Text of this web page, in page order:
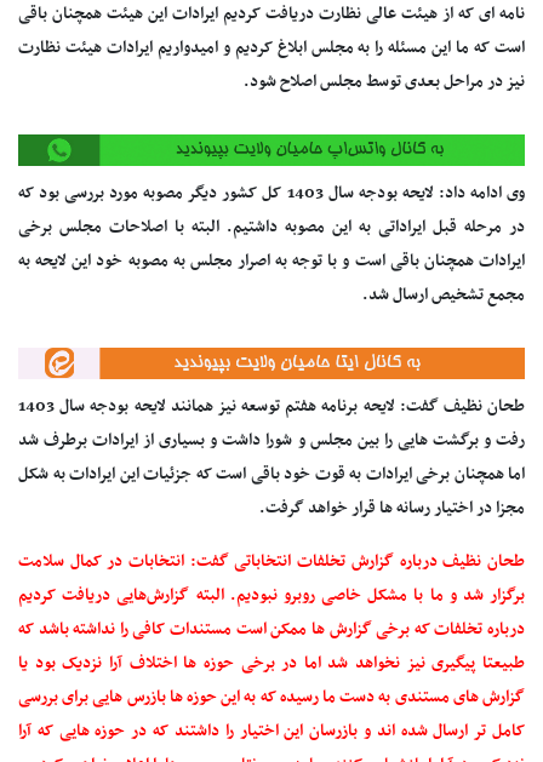
نامه ای که از هیئت عالی نظارت دریافت کردیم ایرادات این هیئت همچنان باقی
است که ما این مسئله را به مجلس ابلاغ کردیم و امیدواریم ایرادات هیئت نظارت
نیز در مراحل بعدی توسط مجلس اصلاح شود.
وی ادامه داد: لایحه بودجه سال 1403 کل کشور دیگر مصوبه مورد بررسی بود که
در مرحله قبل ایراداتی به این مصوبه داشتیم. البته با اصلاحات مجلس برخی
ایرادات همچنان باقی است و با توجه به اصرار مجلس به مصوبه خود این لایحه به
مجمع تشخیص ارسال شد.
طحان نظیف گفت: لایحه برنامه هفتم توسعه نیز همانند لایحه بودجه سال 1403
رفت و برگشت هایی را بین مجلس و شورا داشت و بسیاری از ایرادات برطرف شد
اما همچنان برخی ایرادات به قوت خود باقی است‌ که‌ جزئیات این ایرادات به شکل
مجزا در اختیار رسانه ها قرار خواهد گرفت.
طحان نظیف درباره گزارش تخلفات انتخاباتی گفت: انتخابات در کمال سلامت
برگزار شد و ما با مشکل خاصی روبرو نبودیم. البته گزارش‌هایی دریافت کردیم
درباره تخلفات که برخی گزارش ها ممکن است مستندات کافی را نداشته باشد که
طبیعتا پیگیری نیز نخواهد شد اما در برخی حوزه ها اختلاف آرا نزدیک بود یا
گزارش های مستندی به دست ما رسیده که به این حوزه ها بازرس هایی برای بررسی
کامل تر ارسال شده اند و بازرسان این اختیار را داشتند که در حوزه هایی که آرا